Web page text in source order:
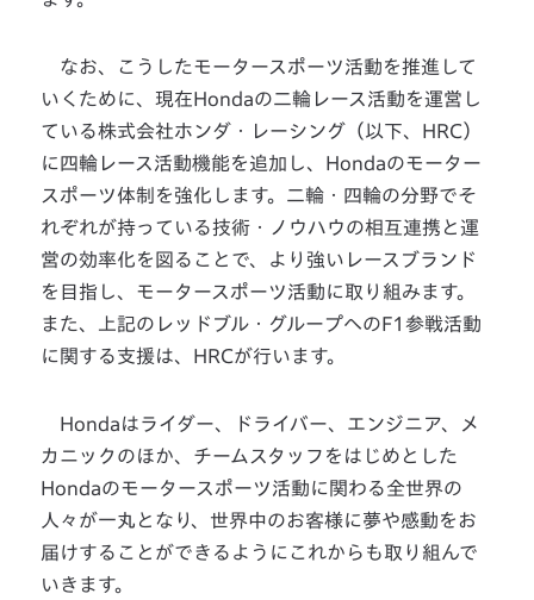
なお、こうしたモータースポーツ活動を推進して
いくために、現在Hondaの二輪レース活動を運営し
ている株式会社ホンダ・レーシング（以下、HRC）
に四輪レース活動機能を追加し、Hondaのモーター
スポーツ体制を強化します。二輪・四輪の分野でそ
れぞれが持っている技術・ノウハウの相互連携と運
営の効率化を図ることで、より強いレースブランド
を目指し、モータースポーツ活動に取り組みます。
また、上記のレッドブル・グループへのF1参戦活動
に関する支援は、HRCが行います。
Hondaはライダー、ドライバー、エンジニア、メ
カニックのほか、チームスタッフをはじめとした
Hondaのモータースポーツ活動に関わる全世界の
人々が一丸となり、世界中のお客様に夢や感動をお
届けすることができるようにこれからも取り組んで
いきます。